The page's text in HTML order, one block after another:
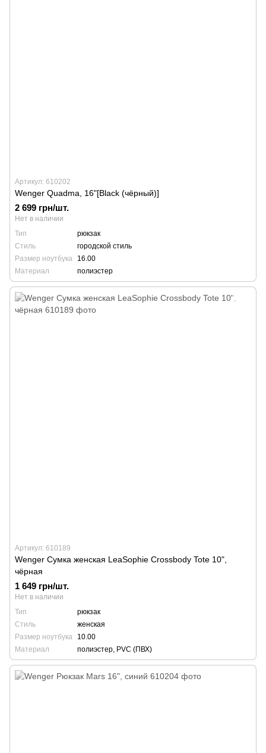
Артикул: 610202
Wenger Quadma, 16"[Black (чёрный)]
2 699 грн/шт.
Нет в наличии
Тип
рюкзак
Стиль
городской стиль
Размер ноутбука
16.00
Материал
полиэстер
Артикул: 610189
Wenger Сумка женская LeaSophie Crossbody Tote 10",
чёрная
1 649 грн/шт.
Нет в наличии
Тип
рюкзак
Стиль
женская
Размер ноутбука
10.00
Материал
полиэстер, PVC (ПВХ)